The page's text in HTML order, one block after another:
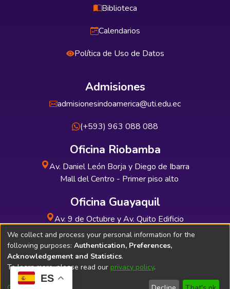
ES
Biblioteca
Calendarios
Política de Uso de Datos
Admisiones
admisionesindoamerica@uti.edu.ec
(+593) 963 088 088
Oficina Riobamba
Av. Daniel León Borja y Diego de Ibarra
Mall del Centro - Primer piso alto
Oficina Guayaquil
Av. 9 de Octubre y Av. Quito Edificio
INDUAUTO - Planta baja
Soporte Técnico Bibliolatino.com
We collect and process your personal information for the
following purposes: Authentication, Preferences,
Acknowledgement and Statistics.
To learn more, please read our privacy policy.